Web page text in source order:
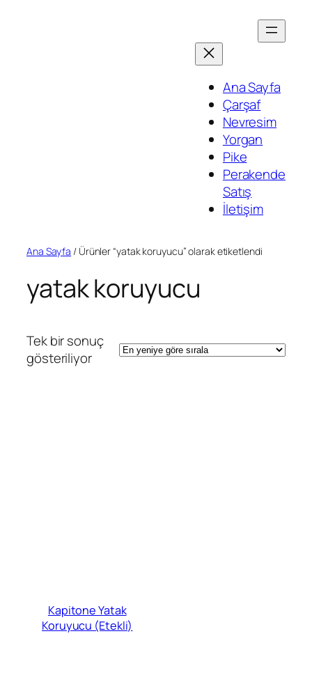
Ana Sayfa
Çarşaf
Nevresim
Yorgan
Pike
Perakende
Satış
İletişim
Ana Sayfa / Ürünler “yatak koruyucu” olarak etiketlendi
yatak koruyucu
Tek bir sonuç
gösteriliyor
Kapitone Yatak
Koruyucu (Etekli)